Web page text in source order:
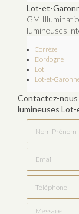
Lot-et-
GM
lumineuses
Corrèze
Dordogne
Lot
Lot-et-
Contactez-
lumineuses
Message